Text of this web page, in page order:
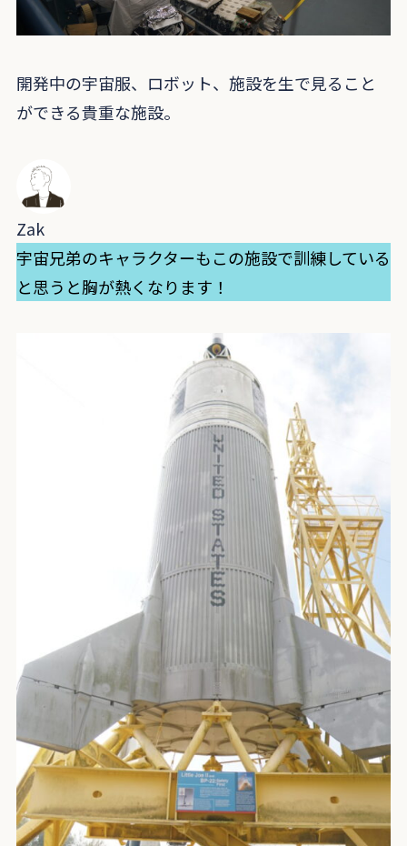
開発中の宇宙服、ロボット、施設を生で見ること
ができる貴重な施設。
Zak
宇宙兄弟のキャラクターもこの施設で訓練している
と思うと胸が熱くなります！